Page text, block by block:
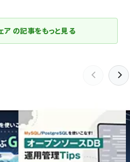
ア の記事をもっと見る